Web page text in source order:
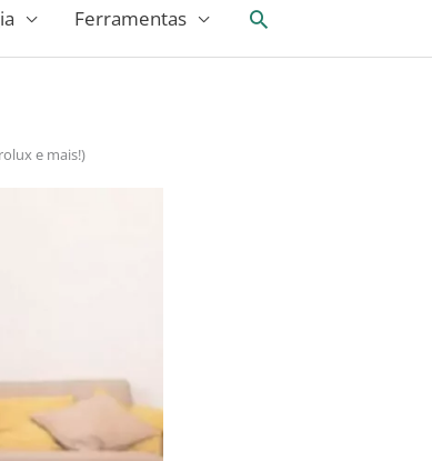
Ferramentas Pesquisar
e mais!)